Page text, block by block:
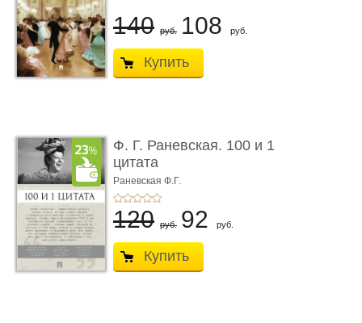
140 руб. 108 руб.
Купить
Ф. Г. Раневская. 100 и 1
цитата
Раневская Ф.Г.
120 руб. 92 руб.
Купить